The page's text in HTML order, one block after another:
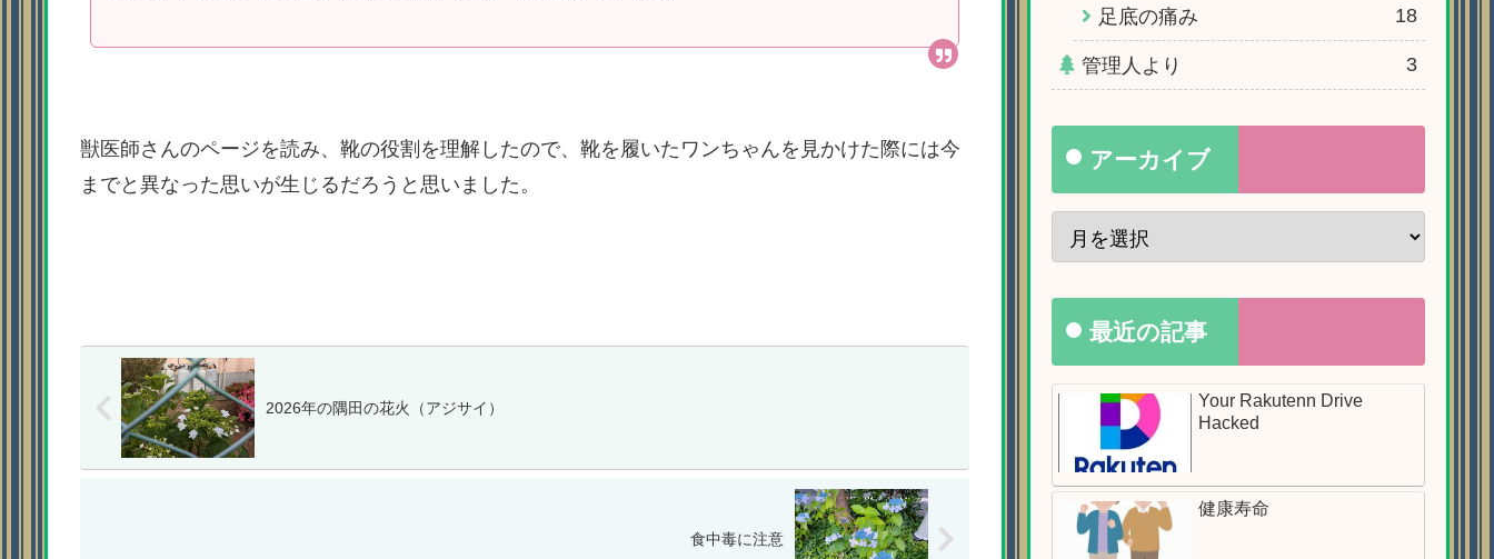
獣医師さんのページを読み、靴の役割を理解したので、靴を履いたワンちゃんを見かけた際には今
までと異なった思いが生じるだろうと思いました。
2026年の隅田の花火（アジサイ）
食中毒に注意
足底の痛み 18
管理人より 3
アーカイブ
最近の記事
Your Rakutenn Drive
Hacked
健康寿命